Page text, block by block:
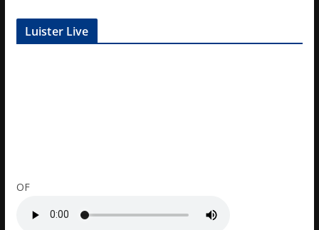
Luister Live
OF